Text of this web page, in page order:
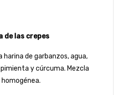
de las crepes
harina de garbanzos, agua,
y cúrcuma. Mezcla